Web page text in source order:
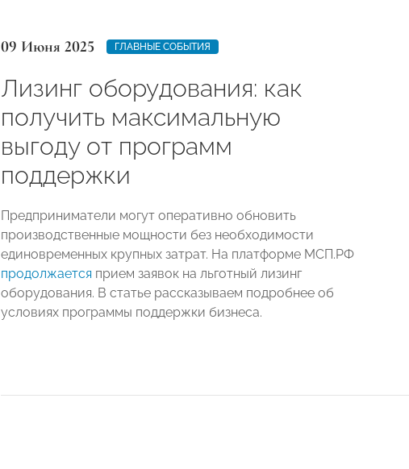
09 Июня 2025 ГЛАВНЫЕ СОБЫТИЯ
Лизинг оборудования: как
получить максимальную
выгоду от программ
поддержки
Предприниматели могут оперативно обновить
производственные мощности без необходимости
единовременных крупных затрат. На платформе МСП.РФ
продолжается прием заявок на льготный лизинг
оборудования. В статье рассказываем подробнее об
условиях программы поддержки бизнеса.